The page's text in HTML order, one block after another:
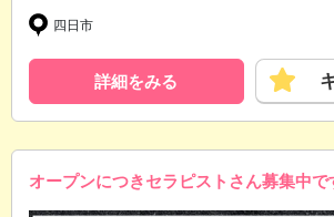
四日市
詳細をみる
オープンにつきセラピストさん募集中で